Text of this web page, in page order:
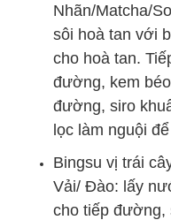
Nhãn/Matcha/
sôi hoà tan với
cho hoà tan.
đường, kem
đường, siro
lọc làm nguội
Bingsu vị trái
Vải/ Đào: lấy
cho tiếp đường,